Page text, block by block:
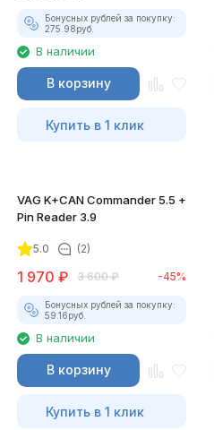
Бонусных рублей за покупку:
275.98руб.
В наличии
В корзину
Купить в 1 клик
VAG K+CAN Commander 5.5 +
Pin Reader 3.9
5.0 (2)
1 970 ₽ 3 600 ₽ -45%
Бонусных рублей за покупку:
59.16руб.
В наличии
В корзину
Купить в 1 клик